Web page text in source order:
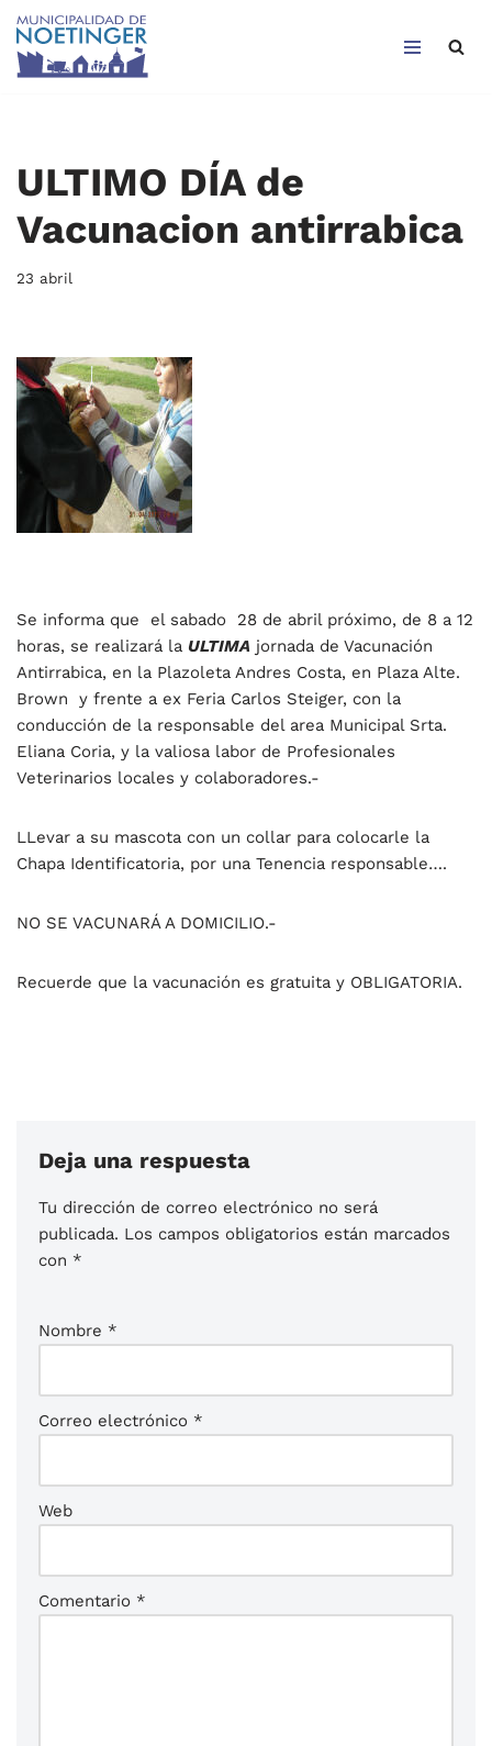
Saltar
ULTIMO DÍA de
Vacunacion antirrabica
23 abril
Se informa que el sabado 28 de abril próximo, de 8 a 12
horas, se realizará la ULTIMA jornada de Vacunación
Antirrabica, en la Plazoleta Andres Costa, en Plaza Alte.
Brown y frente a ex Feria Carlos Steiger, con la
conducción de la responsable del area Municipal Srta.
Eliana Coria, y la valiosa labor de Profesionales
Veterinarios locales y colaboradores.-
LLevar a su mascota con un collar para colocarle la
Chapa Identificatoria, por una Tenencia responsable….
NO SE VACUNARÁ A DOMICILIO.-
Recuerde que la vacunación es gratuita y OBLIGATORIA.
Deja una respuesta
Tu dirección de correo electrónico no será
publicada. Los campos obligatorios están marcados
con *
Nombre *
Correo electrónico *
Web
Comentario *